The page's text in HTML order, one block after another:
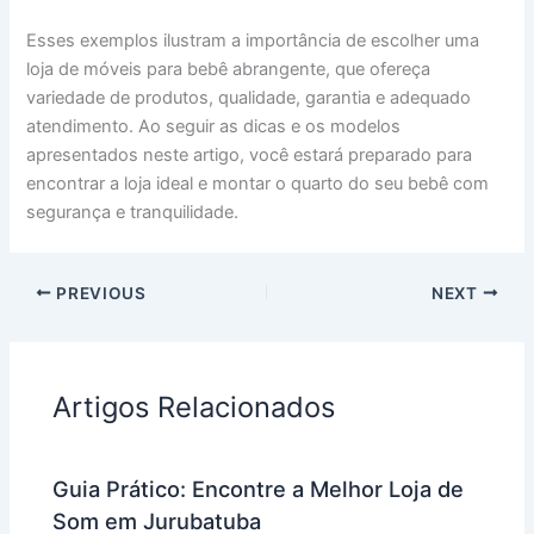
Esses exemplos ilustram a importância de escolher uma
loja de móveis para bebê abrangente, que ofereça
variedade de produtos, qualidade, garantia e adequado
atendimento. Ao seguir as dicas e os modelos
apresentados neste artigo, você estará preparado para
encontrar a loja ideal e montar o quarto do seu bebê com
segurança e tranquilidade.
PREVIOUS NEXT
Artigos Relacionados
Guia Prático: Encontre a Melhor Loja de
Som em Jurubatuba